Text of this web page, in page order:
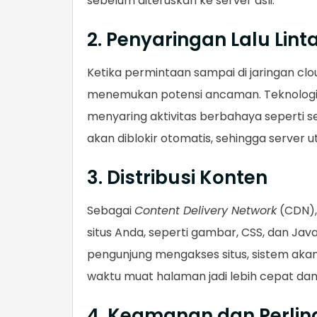
2. Penyaringan Lalu
Ketika permintaan sampai di jaringan
menemukan potensi ancaman.
menyaring aktivitas berbahaya seperti
akan diblokir otomatis, sehingga server
3. Distribusi Konten
SebagaiContent Delivery Network
situs Anda, seperti gambar, CSS, dan
pengunjung mengakses situs, sistem
waktu muat halaman jadi lebih cepat